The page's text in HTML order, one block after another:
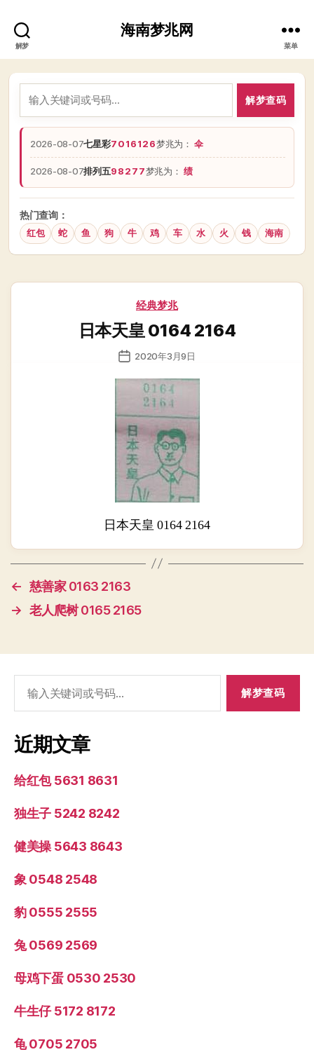
解梦
海南梦兆网
菜单
解梦查码
2026-08-07七星彩7016126梦兆为：伞
2026-08-07排列五98277梦兆为：绩
热门查询：
红包 蛇 鱼 狗 牛 鸡 车 水 火 钱 海南
分
经典梦兆
日本天皇 0164 2164
发
日
2020年3月9日
日本天皇 0164 2164
← 慈善家 0163 2163
→ 老人爬树 0165 2165
索：
近期文章
给红包 5631 8631
独生子 5242 8242
健美操 5643 8643
象 0548 2548
豹 0555 2555
兔 0569 2569
母鸡下蛋 0530 2530
牛生仔 5172 8172
龟 0705 2705